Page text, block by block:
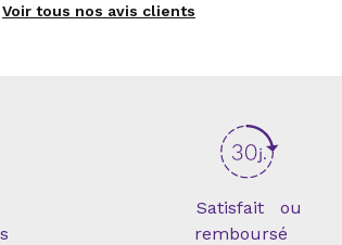
Voir tous nos avis clients
Satisfait ou
remboursé